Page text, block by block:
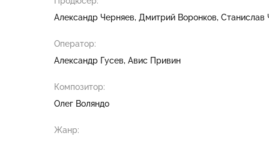
Александр Черняев Дмитрий Воронков Станислав
Оператор:
Александр Гусев Авис Привин
Композитор:
Олег Воляндо
Жанр: